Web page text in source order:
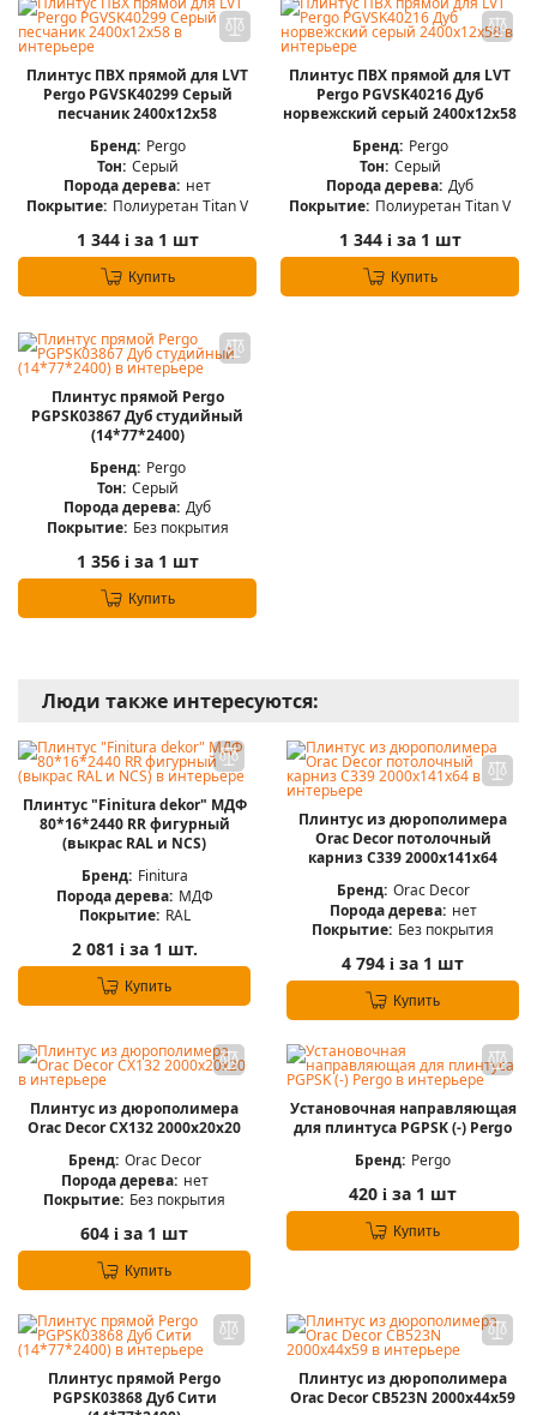
Плинтус ПВХ прямой для LVT
Pergo PGVSK40299 Серый
песчаник 2400х12х58
Бренд: Pergo
Тон: Серый
Порода дерева: нет
Покрытие: Полиуретан Titan V
1 344 iза 1 шт
Купить
Плинтус ПВХ прямой для LVT
Pergo PGVSK40216 Дуб
норвежский серый 2400х12х58
Бренд: Pergo
Тон: Серый
Порода дерева: Дуб
Покрытие: Полиуретан Titan V
1 344 iза 1 шт
Купить
Плинтус прямой Pergo
PGPSK03867 Дуб студийный
(14*77*2400)
Бренд: Pergo
Тон: Серый
Порода дерева: Дуб
Покрытие: Без покрытия
1 356 iза 1 шт
Купить
Люди также интересуются:
Плинтус "Finitura dekor" МДФ
80*16*2440 RR фигурный
(выкрас RAL и NCS)
Бренд: Finitura
Порода дерева: МДФ
Покрытие: RAL
2 081 iза 1 шт.
Купить
Плинтус из дюрополимера
Orac Decor потолочный
карниз C339 2000х141x64
Бренд: Orac Decor
Порода дерева: нет
Покрытие: Без покрытия
4 794 i за 1 шт
Купить
Плинтус из дюрополимера
Orac Decor CX132 2000х20х20
Бренд: Orac Decor
Порода дерева: нет
Покрытие: Без покрытия
604 i за 1 шт
Купить
Установочная направляющая
для плинтуса PGPSK (-) Pergo
Бренд: Pergo
420 i за 1 шт
Купить
Плинтус прямой Pergo
PGPSK03868 Дуб Сити
Плинтус из дюрополимера
Orac Decor CB523N 2000х44х59